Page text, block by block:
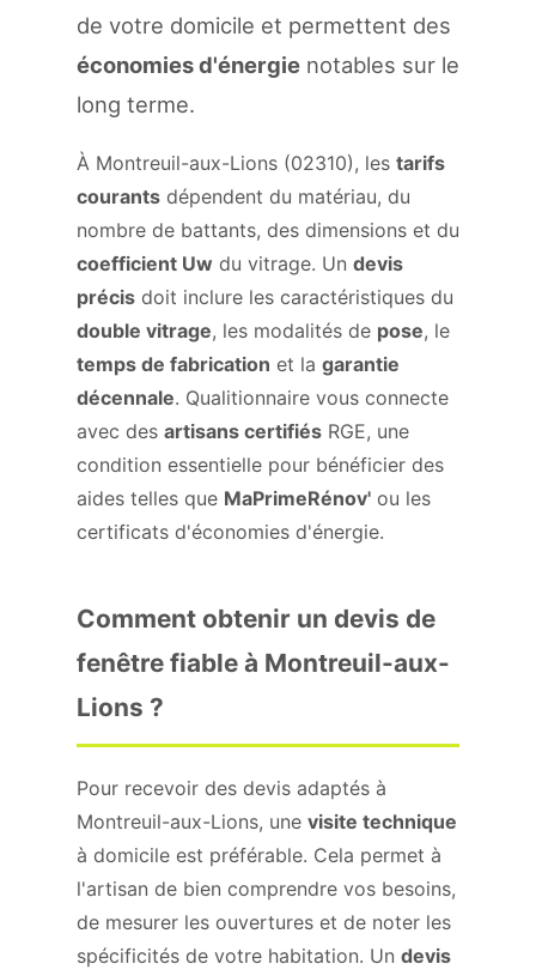
de votre domicile et permettent des
économies d'énergie notables sur le
long terme.
À Montreuil-aux-Lions (02310), les tarifs
courants dépendent du matériau, du
nombre de battants, des dimensions et du
coefficient Uw du vitrage. Un devis
précis doit inclure les caractéristiques du
double vitrage, les modalités de pose, le
temps de fabrication et la garantie
décennale. Qualitionnaire vous connecte
avec des artisans certifiés RGE, une
condition essentielle pour bénéficier des
aides telles que MaPrimeRénov' ou les
certificats d'économies d'énergie.
Comment obtenir un devis de
fenêtre fiable à Montreuil-aux-
Lions ?
Pour recevoir des devis adaptés à
Montreuil-aux-Lions, une visite technique
à domicile est préférable. Cela permet à
l'artisan de bien comprendre vos besoins,
de mesurer les ouvertures et de noter les
spécificités de votre habitation. Un devis